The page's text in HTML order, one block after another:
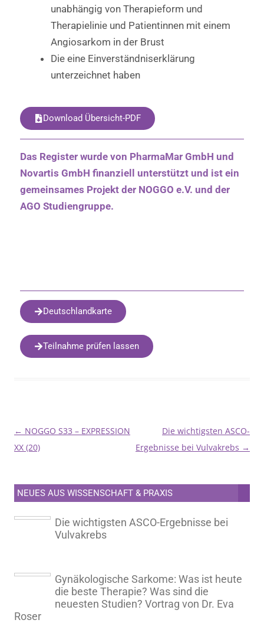
unabhängig von Therapieform und
Therapielinie und Patientinnen mit einem
Angiosarkom in der Brust
Die eine Einverständniserklärung
unterzeichnet haben
Download Übersicht-PDF
Das Register wurde von PharmaMar GmbH und
Novartis GmbH finanziell unterstützt und ist ein
gemeinsames Projekt der NOGGO e.V. und der
AGO Studiengruppe.
Deutschlandkarte
Teilnahme prüfen lassen
Beitragsnavigation
← NOGGO S33 – EXPRESSION
XX (20)
Die wichtigsten ASCO-
Ergebnisse bei Vulvakrebs →
NEUES AUS WISSENSCHAFT & PRAXIS
Die wichtigsten ASCO-Ergebnisse bei
Vulvakrebs
Gynäkologische Sarkome: Was ist heute
die beste Therapie? Was sind die
neuesten Studien? Vortrag von Dr. Eva
Roser